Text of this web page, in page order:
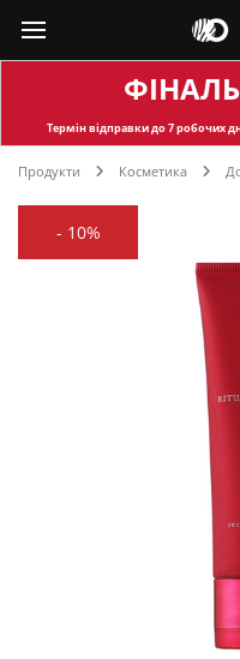
Термін відправкидо 7 робочих
Продукти Косметика
- 10%